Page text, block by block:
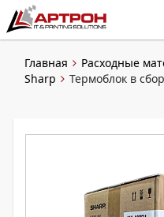
Главная Расходные
Sharp
Термоблок в